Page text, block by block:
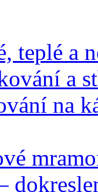
teplé a
a
na